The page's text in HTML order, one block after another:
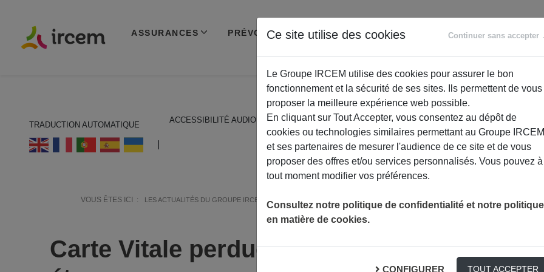
ASSURANCES PRÉVOYANCE RETRAITE
ACCOMPAGNEMENT
TRADUCTION AUTOMATIQUE
ACCESSIBILITÉ AUDIO
VOUS ÊTES ICI : LES ACTUALITÉS DU GROUPE IRCEM ACTUALITÉS DOCUMENTS CARTE VITALE PERDUE ? LA REMPLACER
Carte Vitale perdue ? La remplacer
Ce site utilise des cookies Continuer sans accepter
Le Groupe IRCEM utilise des cookies pour assurer le bon
fonctionnement et la sécurité de ses sites. Ils permettent de vous
proposer la meilleure expérience web possible.
En cliquant sur Tout Accepter, vous consentez au dépôt de
cookies ou technologies similaires permettant au Groupe IRCEM
et ses partenaires de mesurer l'audience de ce site et de vous
proposer des offres et/ou services personnalisés. Vous pouvez à
tout moment modifier vos préférences.
Consultez notre politique de confidentialité et notre politique
en matière de cookies.
CONFIGURER TOUT ACCEPTER